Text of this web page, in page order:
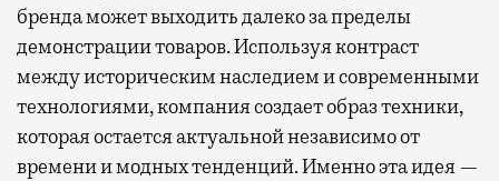
бренда может выходить далеко за пределы
демонстрации товаров. Используя контраст
между историческим наследием и современными
технологиями, компания создает образ техники,
которая остается актуальной независимо от
времени и модных тенденций. Именно эта идея —